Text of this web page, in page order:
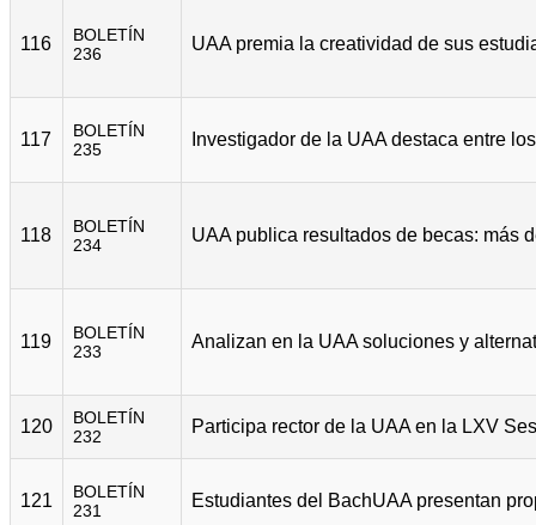
116
BOLETÍN
236
117
BOLETÍN
235
118
BOLETÍN
234
119
BOLETÍN
233
120
BOLETÍN
232
121
BOLETÍN
231